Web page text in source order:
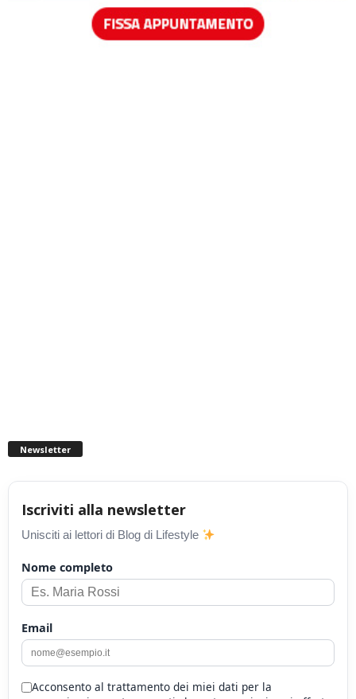
Newsletter
Iscriviti alla newsletter
Unisciti ai lettori di Blog di Lifestyle
Nome completo
Email
Acconsento al trattamento dei miei dati per la